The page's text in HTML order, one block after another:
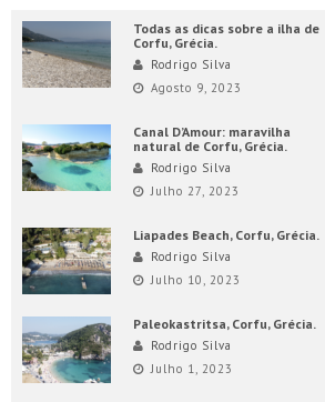
Todas as dicas sobre a ilha de
Corfu, Grécia.
Rodrigo Silva
Agosto 9, 2023
Canal D’Amour: maravilha
natural de Corfu, Grécia.
Rodrigo Silva
Julho 27, 2023
Liapades Beach, Corfu, Grécia.
Rodrigo Silva
Julho 10, 2023
Paleokastritsa, Corfu, Grécia.
Rodrigo Silva
Julho 1, 2023